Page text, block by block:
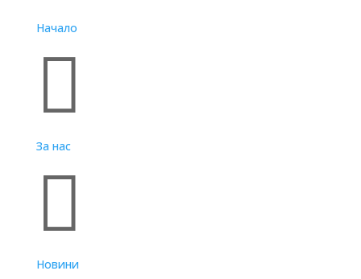
Начало

За нас

Новини